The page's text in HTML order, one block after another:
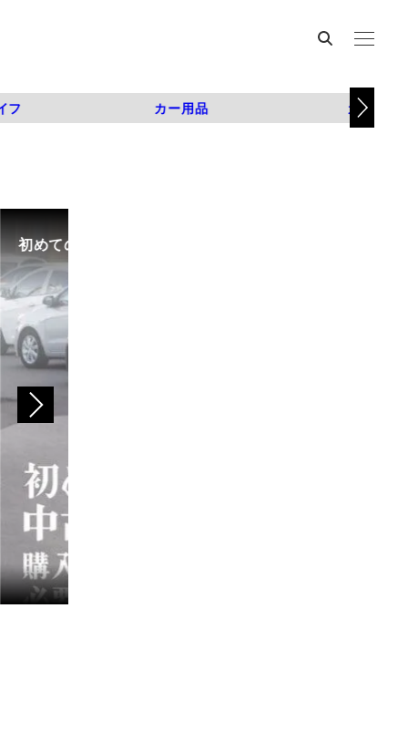
フ カー用品 カスタム
初めての中古車選び、購入時の流れや必要な書類などに